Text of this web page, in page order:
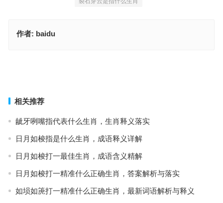
作者: baidu
相关推荐
龇牙咧嘴指代表什么生肖，生肖释义落实
日月如梭指是什么生肖，成语释义详解
日月如梭打一最佳生肖，成语含义精解
日月如梭打一精准什么正确生肖，答案解析与落实
如埙如箎打一精准什么正确生肖，最新词语解析与释义